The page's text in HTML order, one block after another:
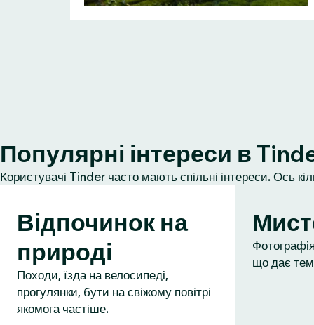
Популярні інтереси в
Користувачі Tinder часто мають спільні інтереси. Ось
Відпочинок на
природі
Походи, їзда на велосипеді,
прогулянки, бути на свіжому повітрі
якомога частіше.
що дає